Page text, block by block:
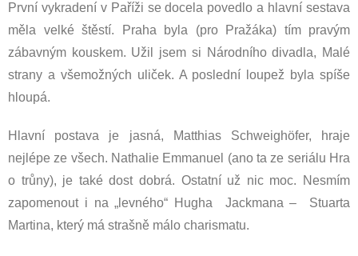
První vykradení v Paříži se docela povedlo a hlavní sestava
měla velké štěstí. Praha byla (pro Pražáka) tím pravým
zábavným kouskem. Užil jsem si Národního divadla, Malé
strany a všemožných uliček. A poslední loupež byla spíše
hloupá.
Hlavní postava je jasná, Matthias Schweighöfer, hraje
nejlépe ze všech. Nathalie Emmanuel (ano ta ze seriálu Hra
o trůny), je také dost dobrá. Ostatní už nic moc. Nesmím
zapomenout i na „levného“ Hugha Jackmana – Stuarta
Martina, který má strašně málo charismatu.